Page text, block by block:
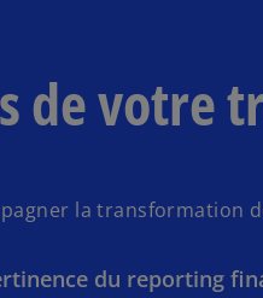
de votre
la transformation
du reporting